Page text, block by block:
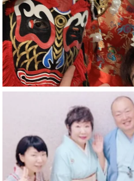
#女性マジシャン
#出張マジック
#マジシャン派遣
#イリュージョン
#和歌山県
#白浜町
#変面ショー
#イベント
#宴会
1 10
マジシャン派遣 パッショ
@comedy_illusion 7 8月